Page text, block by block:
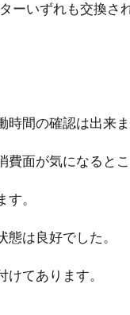
ーいずれも交換さ
時間の確認は出来
費面が気になると
。
は良好でした。
けてあります。